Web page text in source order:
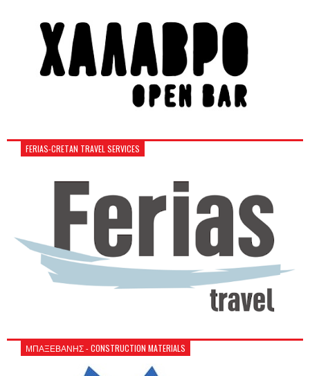
FERIAS-CRETAN TRAVEL SERVICES
ΜΠΑΞΕΒΑΝΗΣ - CONSTRUCTION MATERIALS